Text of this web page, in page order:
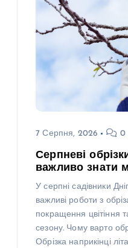
7 Серпня, 2026 0
Серпневі
важливо знати
У серпні садівники
важливі роботи з
покращення цвітіння
сезону. Чому варто
Обрізка наприкінці